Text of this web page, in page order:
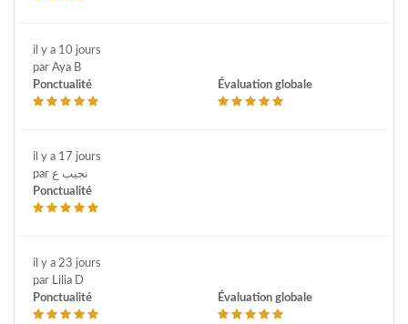
il y a 10 jours
par Aya B
Ponctualité
Évaluation globale
il y a 17 jours
par نجيب ع
Ponctualité
il y a 23 jours
par Lilia D
Ponctualité
Évaluation globale